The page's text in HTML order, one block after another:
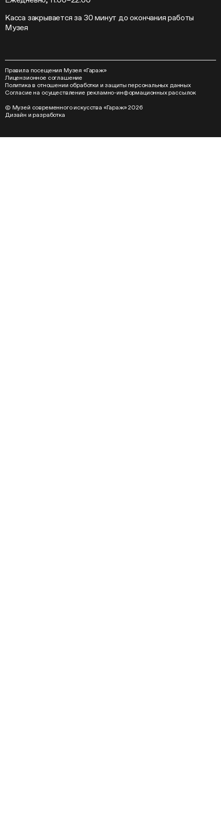
Касса закрывается за 30 минут до окончания работы
Музея
Правила посещения Музея «Гараж»
Лицензионное соглашение
Политика в отношении обработки и защиты персональных данных
Согласие на осуществление рекламно-информационных рассылок
© Музей современного искусства «Гараж» 2026
Дизайн иразработка